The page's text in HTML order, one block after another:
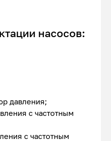
насосов:
давления;
с частотным
с частотным